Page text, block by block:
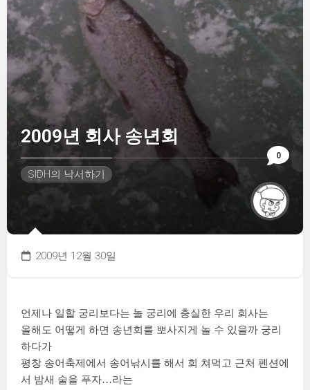
0
2009년 회사 송년회
SIDH의 낙서하기
2009년 12월 30일
언제나 일할 궁리보다는 놀 궁리에 충실한 우리 회사는
올해도 어떻게 하면 송년회를 뽀사지게 놀 수 있을까 궁리
하다가
평창 송어축제에서 송어낚시를 해서 회 쳐먹고 근처 펜션에
서 밤새 술을 푸자…라는